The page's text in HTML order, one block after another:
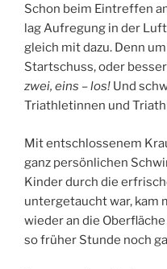
Schon beim Eintreffen
lag Aufregung in der
gleich mit dazu. Denn
Startschuss, oder
zwei, eins – los! Und
Triathletinnen und
Mit entschlossenem
ganz persönlichen
Kinder durch die
untergetaucht war, kam
wieder an die
so früher Stunde noch